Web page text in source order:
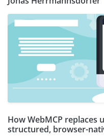
How WebMCP replaces
structured, browser-